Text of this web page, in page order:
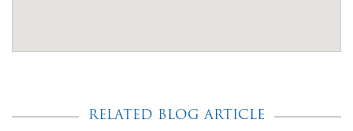
RELATED BLOG ARTICLE